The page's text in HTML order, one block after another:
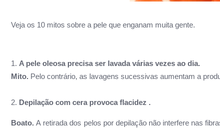
Veja os 10 mitos sobre a pele que enganam muita gente.
1. A pele oleosa precisa ser lavada várias vezes ao dia.
Mito. Pelo contrário, as lavagens sucessivas aumentam a
2. Depilação com cera provoca flacidez .
Boato.A retirada dos pelos por depilação não interfere nas